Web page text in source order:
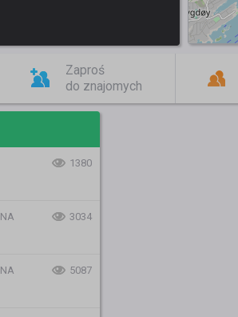
Zaproś
do znajomych
1380
3034
5087